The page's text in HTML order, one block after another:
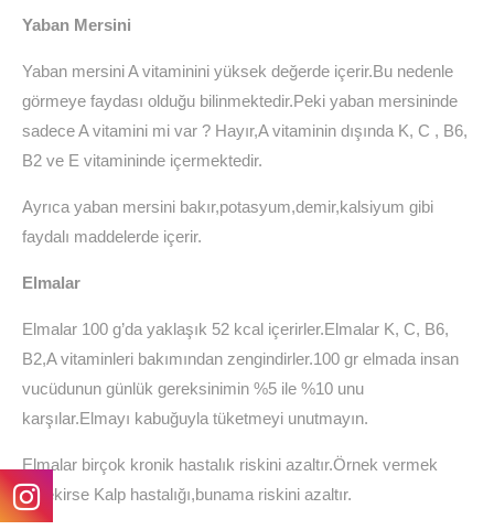
Yaban Mersini
Yaban mersini A vitaminini yüksek değerde içerir.Bu nedenle
görmeye faydası olduğu bilinmektedir.Peki yaban mersininde
sadece A vitamini mi var ? Hayır,A vitaminin dışında K, C , B6,
B2 ve E vitamininde içermektedir.
Ayrıca yaban mersini bakır,potasyum,demir,kalsiyum gibi
faydalı maddelerde içerir.
Elmalar
Elmalar 100 g’da yaklaşık 52 kcal içerirler.Elmalar K, C, B6,
B2,A vitaminleri bakımından zengindirler.100 gr elmada insan
vucüdunun günlük gereksinimin %5 ile %10 unu
karşılar.Elmayı kabuğuyla tüketmeyi unutmayın.
Elmalar birçok kronik hastalık riskini azaltır.Örnek vermek
gerekirse Kalp hastalığı,bunama riskini azaltır.